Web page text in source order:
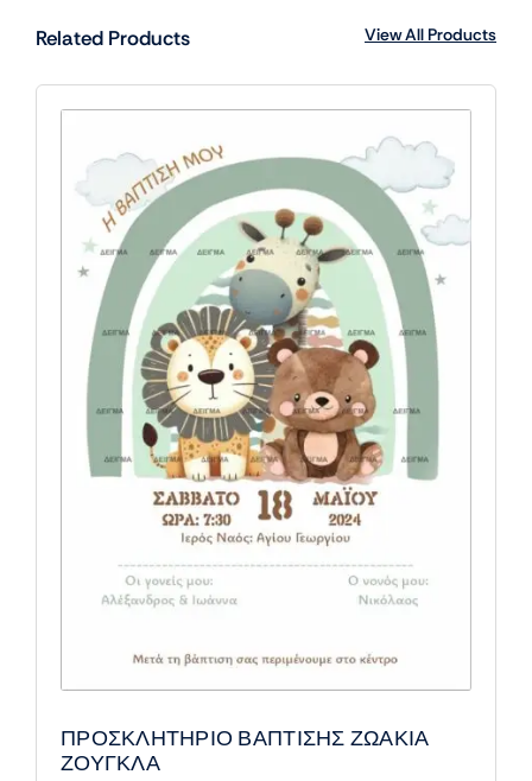
Related Products View All Products
ΠΡΟΣΚΛΗΤΗΡΙΟ ΒΑΠΤΙΣΗΣ ΖΩΑΚΙΑ
ΖΟΥΓΚΛΑ